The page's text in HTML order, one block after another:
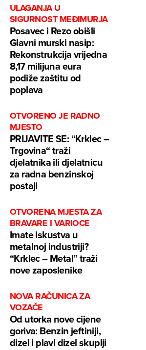
ULAGANJA U
SIGURNOST MEĐIMURJA
Posavec i Rezo obišli
Glavni murski nasip:
Rekonstrukcija vrijedna
8,17 milijuna eura
podiže zaštitu od
poplava
OTVORENO JE RADNO
MJESTO
PRIJAVITE SE: “Krklec –
Trgovina“ traži
djelatnika ili djelatnicu
za radna benzinskoj
postaji
OTVORENA MJESTA ZA
BRAVARE I VARIOCE
Imate iskustva u
metalnoj industriji?
“Krklec – Metal” traži
nove zaposlenike
NOVA RAČUNICA ZA
VOZAČE
Od utorka nove cijene
goriva: Benzin jeftiniji,
dizel i plavi dizel skuplji